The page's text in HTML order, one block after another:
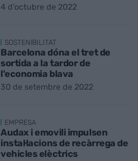
4 d’octubre de 2022
SOSTENIBILITAT
Barcelona dóna el tret de
sortida a la tardor de
l'economia blava
30 de setembre de 2022
EMPRESA
Audax i emovili impulsen
instal·lacions de recàrrega de
vehicles elèctrics